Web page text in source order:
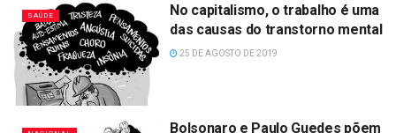
SAÚDE
No capitalismo, o trabalho é uma
das causas do transtorno mental
25 DE AGOSTO DE 2019
Bolsonaro e Paulo Guedes põem